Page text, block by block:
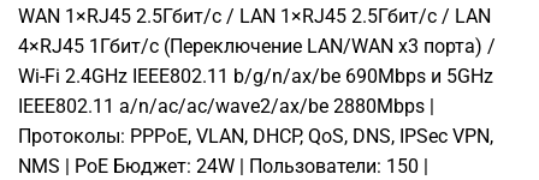
WAN 1×RJ45 2.5Гбит/с / LAN 1×RJ45 2.5Гбит/с / LAN
4×RJ45 1Гбит/с (Переключение LAN/WAN x3 порта) /
Wi-Fi 2.4GHz IEEE802.11 b/g/n/ax/be 690Mbps и 5GHz
IEEE802.11 a/n/ac/ac/wave2/ax/be 2880Mbps |
Протоколы: PPPoE, VLAN, DHCP, QoS, DNS, IPSec VPN,
NMS | PoE Бюджет: 24W | Пользователи: 150 |